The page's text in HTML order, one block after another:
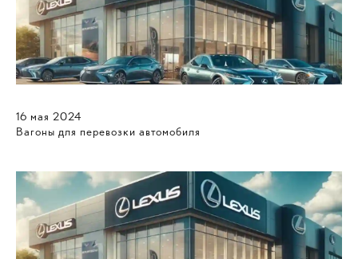
16 мая 2024
Вагоны для перевозки автомобиля